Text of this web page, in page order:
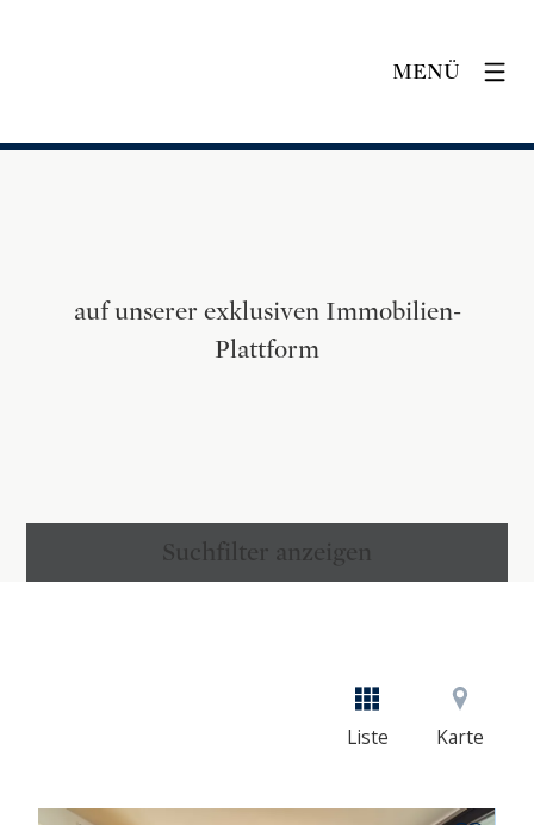
MENÜ
auf unserer exklusiven Immobilien-
Plattform
Suchfilter anzeigen
Liste Karte